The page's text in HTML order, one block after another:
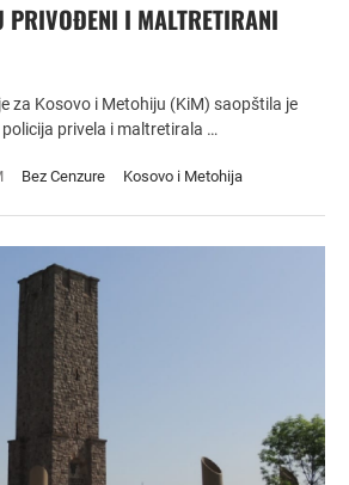
PRIVOĐENI I MALTRETIRANI
za Kosovo i Metohiju (KiM) saopštila je
privela i maltretirala …
Bez Cenzure Kosovo i Metohija